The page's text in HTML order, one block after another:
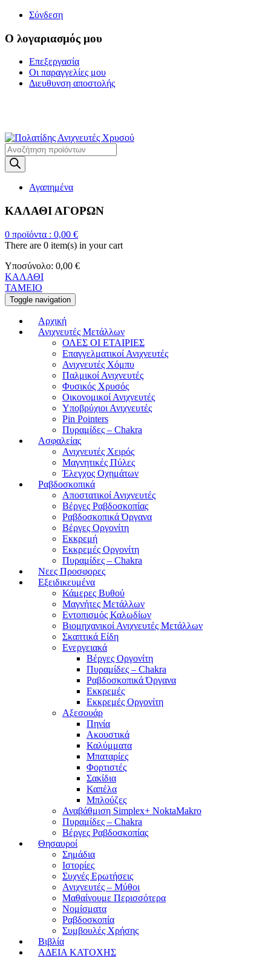
Σύνδεση
Ο λογαριασμός μου
Επεξεργασία
Οι παραγγελίες μου
Διευθυνση αποστολής
Products
search
Αγαπημένα
ΚΑΛΑΘΙ ΑΓΟΡΩΝ
0 προϊόντα : 0,00 €
There are 0 item(s) in your cart
Υποσύνολο: 0,00 €
ΚΑΛΑΘΙ
ΤΑΜΕΙΟ
Toggle navigation
Αρχική
Ανιχνευτές Μετάλλων
ΟΛΕΣ ΟΙ ΕΤΑΙΡΙΕΣ
Επαγγελματικοί Ανιχνευτές
Ανιχνευτές Χόμπυ
Παλμικοί Ανιχνευτές
Φυσικός Χρυσός
Οικονομικοί Ανιχνευτές
Υποβρύχιοι Ανιχνευτές
Pin Pointers
Πυραμίδες – Chakra
Ασφαλείας
Ανιχνευτές Χειρός
Μαγνητικές Πύλες
Έλεγχος Οχημάτων
Ραβδοσκοπικά
Αποστατικοί Ανιχνευτές
Βέργες Ραβδοσκοπίας
Ραβδοσκοπικά Όργανα
Βέργες Οργονίτη
Εκκρεμή
Εκκρεμές Οργονίτη
Πυραμίδες – Chakra
Νεες Προσφορες
Εξειδικευμένα
Κάμερες Βυθού
Μαγνήτες Μετάλλων
Εντοπισμός Καλωδίων
Βιομηχανικοί Ανιχνευτές Μετάλλων
Σκαπτικά Είδη
Ενεργειακά
Βέργες Οργονίτη
Πυραμίδες – Chakra
Ραβδοσκοπικά Όργανα
Εκκρεμές
Εκκρεμές Οργονίτη
Αξεσουάρ
Πηνία
Ακουστικά
Καλύμματα
Μπαταρίες
Φορτιστές
Σακίδια
Καπέλα
Μπλούζες
Αναβάθμιση Simplex+ NoktaMakro
Πυραμίδες – Chakra
Βέργες Ραβδοσκοπίας
Θησαυροί
Σημάδια
Ιστορίες
Συχνές Ερωτήσεις
Ανιχνευτές – Μύθοι
Μαθαίνουμε Περισσότερα
Νομίσματα
Ραβδοσκοπία
Συμβουλές Χρήσης
Βιβλία
ΑΔΕΙΑ ΚΑΤΟΧΗΣ